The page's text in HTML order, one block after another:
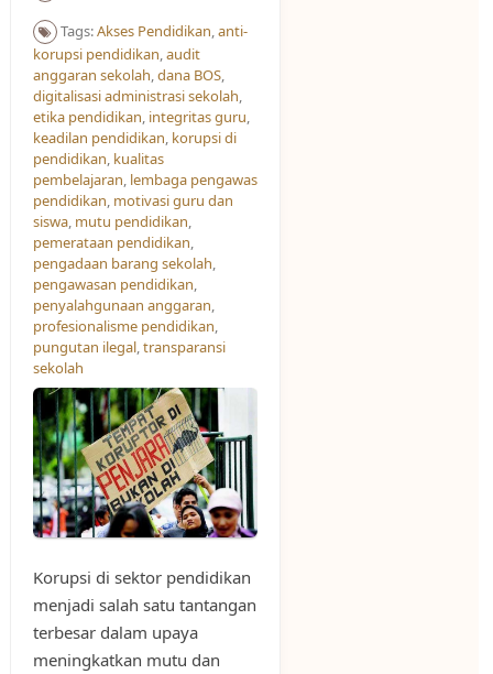
Tags:Akses Pendidikan​,anti-
korupsi pendidikan,audit
anggaran sekolah,dana BOS,
digitalisasi administrasi sekolah,
etika pendidikan, integritas guru,
keadilan pendidikan, korupsi di
pendidikan, kualitas
pembelajaran, lembaga pengawas
pendidikan, motivasi guru dan
siswa, mutu pendidikan,
pemerataan pendidikan,
pengadaan barang sekolah,
pengawasan pendidikan,
penyalahgunaan anggaran,
profesionalisme pendidikan,
pungutan ilegal,transparansi
sekolah
Korupsi di sektor pendidikan
menjadi salah satu tantangan
terbesar dalam upaya
meningkatkan mutu dan